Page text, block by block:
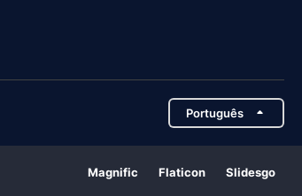
Português
Magnific Flaticon Slidesgo